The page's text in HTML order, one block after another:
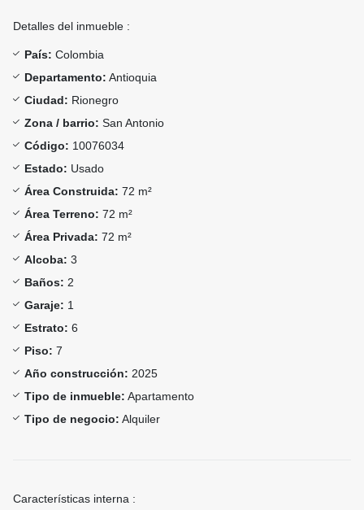
Detalles del inmueble :
País: Colombia
Departamento: Antioquia
Ciudad: Rionegro
Zona / barrio: San Antonio
Código: 10076034
Estado: Usado
Área Construida: 72 m²
Área Terreno: 72 m²
Área Privada: 72 m²
Alcoba: 3
Baños: 2
Garaje: 1
Estrato: 6
Piso: 7
Año construcción: 2025
Tipo de inmueble: Apartamento
Tipo de negocio: Alquiler
Características interna :